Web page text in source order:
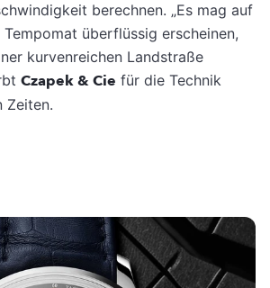
berechnen. „Es mag auf
überflüssig erscheinen,
kurvenreichen Landstraße
Czapek & Cie für die Technik
Zeiten.